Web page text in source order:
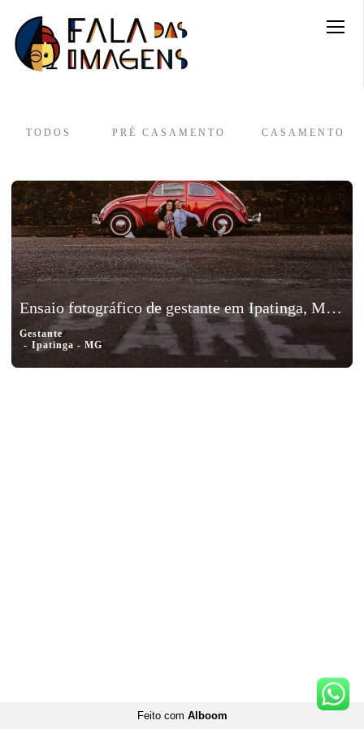
TODOS PRÉ CASAMENTO CASAMENTO
Ensaio fotográfico de gestante em Ipatinga, Minas Gerais - Babi e Tutuka
Gestante
Ipatinga - MG
Feito com Alboom